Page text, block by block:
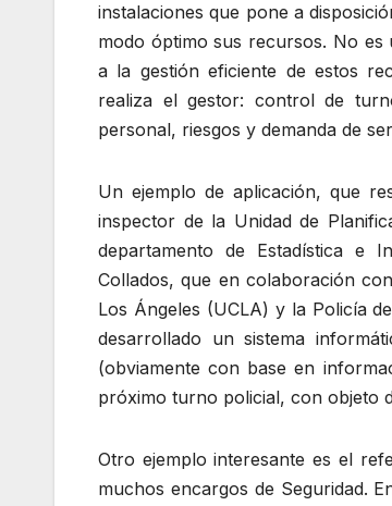
instalaciones que pone a
modo óptimo sus recursos. No es
a la gestión eficiente de estos
realiza el gestor: control de
personal, riesgos y demanda de
Un ejemplo de aplicación, que
inspector de la Unidad de
departamento de Estadística e
Collados, que en colaboración
Los Ángeles (UCLA) y la Policía
desarrollado un sistema
(obviamente con base en
próximo turno policial, con objeto
Otro ejemplo interesante es el
muchos encargos de Seguridad.